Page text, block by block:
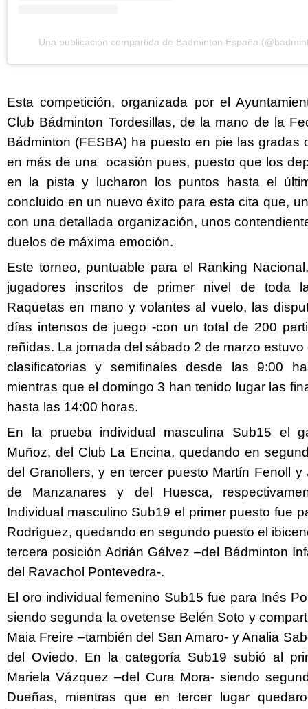
Una publicación compartida de Badminton España
Esta competición, organizada por el
Club Bádminton Tordesillas, de la mano de la
Bádminton (FESBA) ha puesto en pie las gradas
en más de una ocasión pues, puesto que los
en la pista y lucharon los puntos hasta el
concluido en un nuevo éxito para esta cita que,
con una detallada organización, unos
duelos de máxima emoción.
Este torneo, puntuable para el Ranking
jugadores inscritos de primer nivel de toda
Raquetas en mano y volantes al vuelo, las
días intensos de juego -con un total de 200
reñidas. La jornada del sábado 2 de marzo
clasificatorias y semifinales desde las 9:00
mientras que el domingo 3 han tenido lugar las
hasta las 14:00 horas.
En la prueba individual masculina Sub15 el
Muñoz, del Club La Encina, quedando en
del Granollers, y en tercer puesto Martín Fenoll
de Manzanares y del Huesca,
Individual masculino Sub19 el primer puesto fue
Rodríguez, quedando en segundo puesto el
tercera posición Adrián Gálvez –del Bádminton
del Ravachol Pontevedra-.
El oro individual femenino Sub15 fue para Inés
siendo segunda la ovetense Belén Soto y
Maia Freire –también del San Amaro- y Analia
del Oviedo. En la categoría Sub19 subió al
Mariela Vázquez –del Cura Mora- siendo
Dueñas, mientras que en tercer lugar